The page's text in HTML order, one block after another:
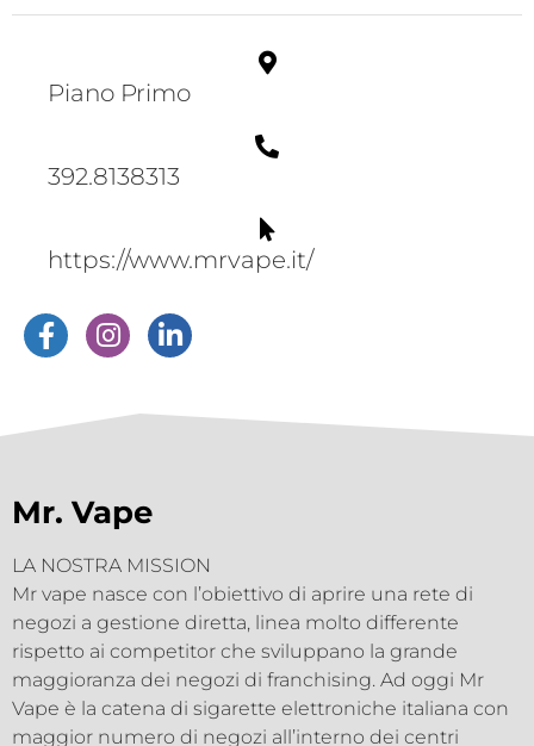
Piano Primo
392.8138313
https://www.mrvape.it/
Mr. Vape
LA NOSTRA MISSION
Mr vape nasce con l’obiettivo di aprire una rete di
negozi a gestione diretta, linea molto differente
rispetto ai competitor che sviluppano la grande
maggioranza dei negozi di franchising. Ad oggi Mr
Vape è la catena di sigarette elettroniche italiana con
maggior numero di negozi all’interno dei centri